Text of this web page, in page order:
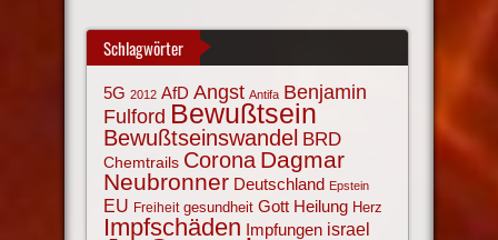
Schlagwörter
5G 2012 AfD Angst Antifa Benjamin
Fulford Bewußtsein
Bewußtseinswandel BRD
Chemtrails Corona Dagmar
Neubronner Deutschland Epstein
EU Freiheit gesundheit Gott Heilung Herz
Impfschäden Impfungen israel